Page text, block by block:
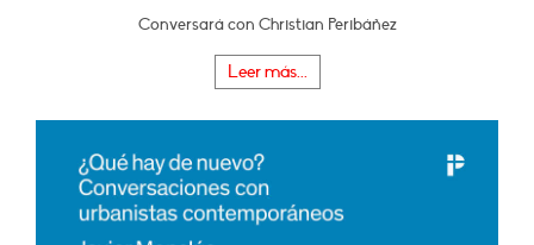
Conversará con Christian Peribáñez
Leer más...